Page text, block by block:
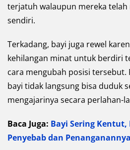
terjatuh walaupun mereka
sendiri.
Terkadang, bayi juga rewel
kehilangan minat untuk berdiri
cara mengubah posisi tersebut.
bayi tidak langsung bisa duduk
mengajarinya secara perlahan-
Baca Juga: Bayi Sering
Penyebab dan Penanganannya